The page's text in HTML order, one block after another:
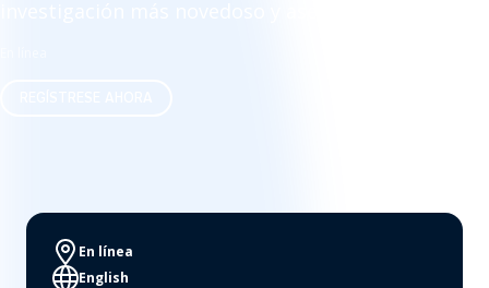
En línea
English